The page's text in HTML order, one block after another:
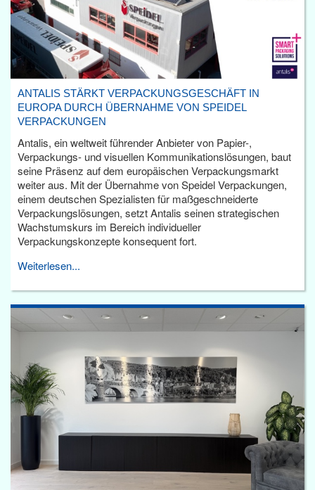
ANTALIS STÄRKT VERPACKUNGSGESCHÄFT IN
EUROPA DURCH ÜBERNAHME VON SPEIDEL
VERPACKUNGEN
Antalis, ein weltweit führender Anbieter von Papier-,
Verpackungs- und visuellen Kommunikationslösungen, baut
seine Präsenz auf dem europäischen Verpackungsmarkt
weiter aus. Mit der Übernahme von Speidel Verpackungen,
einem deutschen Spezialisten für maßgeschneiderte
Verpackungslösungen, setzt Antalis seinen strategischen
Wachstumskurs im Bereich individueller
Verpackungskonzepte konsequent fort.
Weiterlesen...